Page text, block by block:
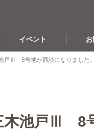
イベント
戸Ⅲ 8号地が商談になりました。
木池戸Ⅲ 8